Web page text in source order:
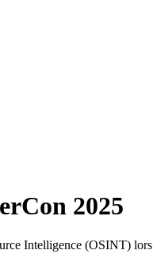
2025
Intelligence (OSINT)